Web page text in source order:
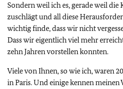
Sondern weil ich es, gerade weil
zuschlägt und all diese
wichtig finde, dass wir nicht
Dass wir eigentlich viel mehr
zehn Jahren vorstellen konnten.
Viele von Ihnen, so wie ich, waren
in Paris. Und einige kennen meinen